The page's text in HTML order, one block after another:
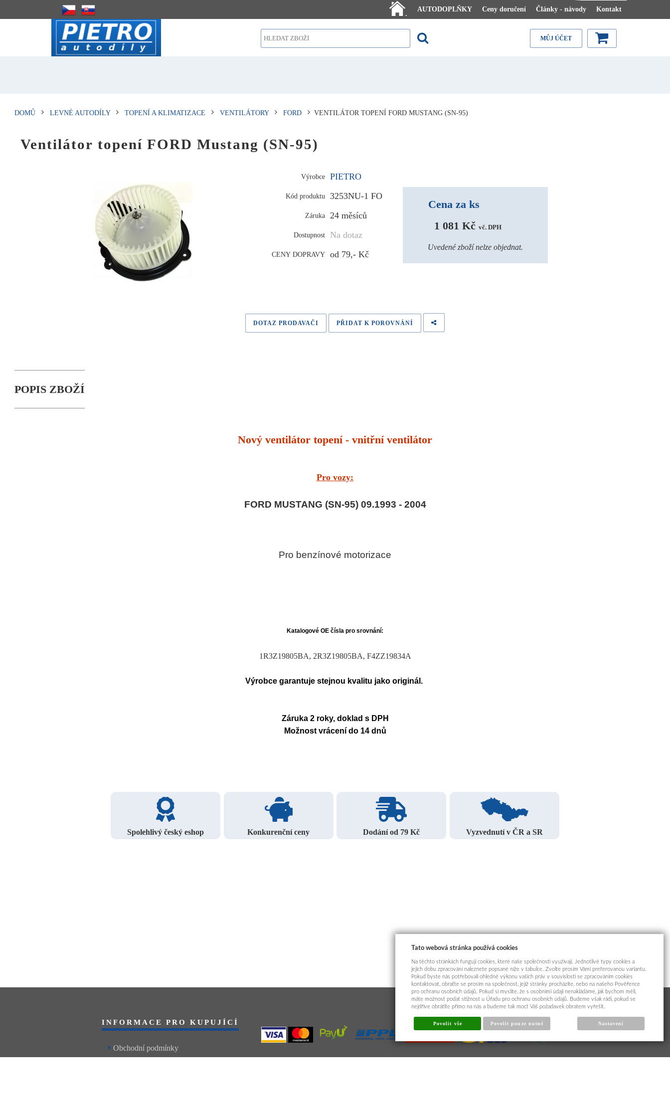
.
AUTODOPLŇKY Ceny doručení Články - návody Kontakt
MŮJ ÚČET
DOMŮ LEVNÉ AUTODÍLY TOPENÍ A KLIMATIZACE VENTILÁTORY FORD VENTILÁTOR TOPENÍ FORD MUSTANG (SN-95)
Ventilátor topení FORD Mustang (SN-95)
Výrobce PIETRO
Kód produktu 3253NU-1 FO
Záruka 24 měsíců
Dostupnost Na dotaz
CENY DOPRAVY od 79,- Kč
Cena za ks
1 081 Kč vč. DPH
Uvedené zboží nelze objednat.
DOTAZ PRODAVAČI PŘIDAT K POROVNÁNÍ
POPIS ZBOŽÍ
Nový ventilátor topení - vnitřní ventilátor
Pro vozy:
FORD MUSTANG (SN-95) 09.1993 - 2004
Pro benzínové motorizace
Katalogové OE čísla pro srovnání:
1R3Z19805BA, 2R3Z19805BA, F4ZZ19834A
Výrobce garantuje stejnou kvalitu jako originál.
Záruka 2 roky, doklad s DPH
Možnost vrácení do 14 dnů
Spolehlivý český eshop Konkurenční ceny Dodání od 79 Kč Vyzvednutí v ČR a SR
INFORMACE PRO KUPUJÍCÍ
Obchodní podmínky
Tato webová stránka používá cookies
Na těchto stránkách fungují cookies, které naše společnosti využívají. Jednotlivé typy cookies a
jejich dobu zpracování naleznete popsané níže v tabulce. Zvolte prosím Vámi preferovanou variantu.
Pokud byste nás potřebovali ohledně výkonu vašich práv v souvislosti se zpracováním cookies
kontaktovat, obraťte se prosím na společnost, jejíž stránky procházíte, nebo na našeho Pověřence
pro ochranu osobních údajů. Pokud si myslíte, že s osobními údaji nenakládáme, jak bychom měli,
máte možnost podat stížnost u Úřadu pro ochranu osobních údajů. Budeme však rádi, pokud se
nejdříve obrátíte přímo na nás a budeme tak moct Váš požadavek obratem vyřešit.
Povolit vše Povolit pouze nutné Nastavení